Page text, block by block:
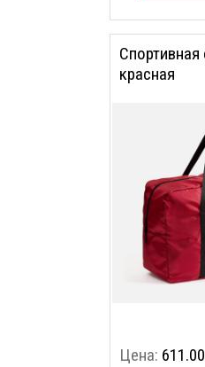
Цена:
красная